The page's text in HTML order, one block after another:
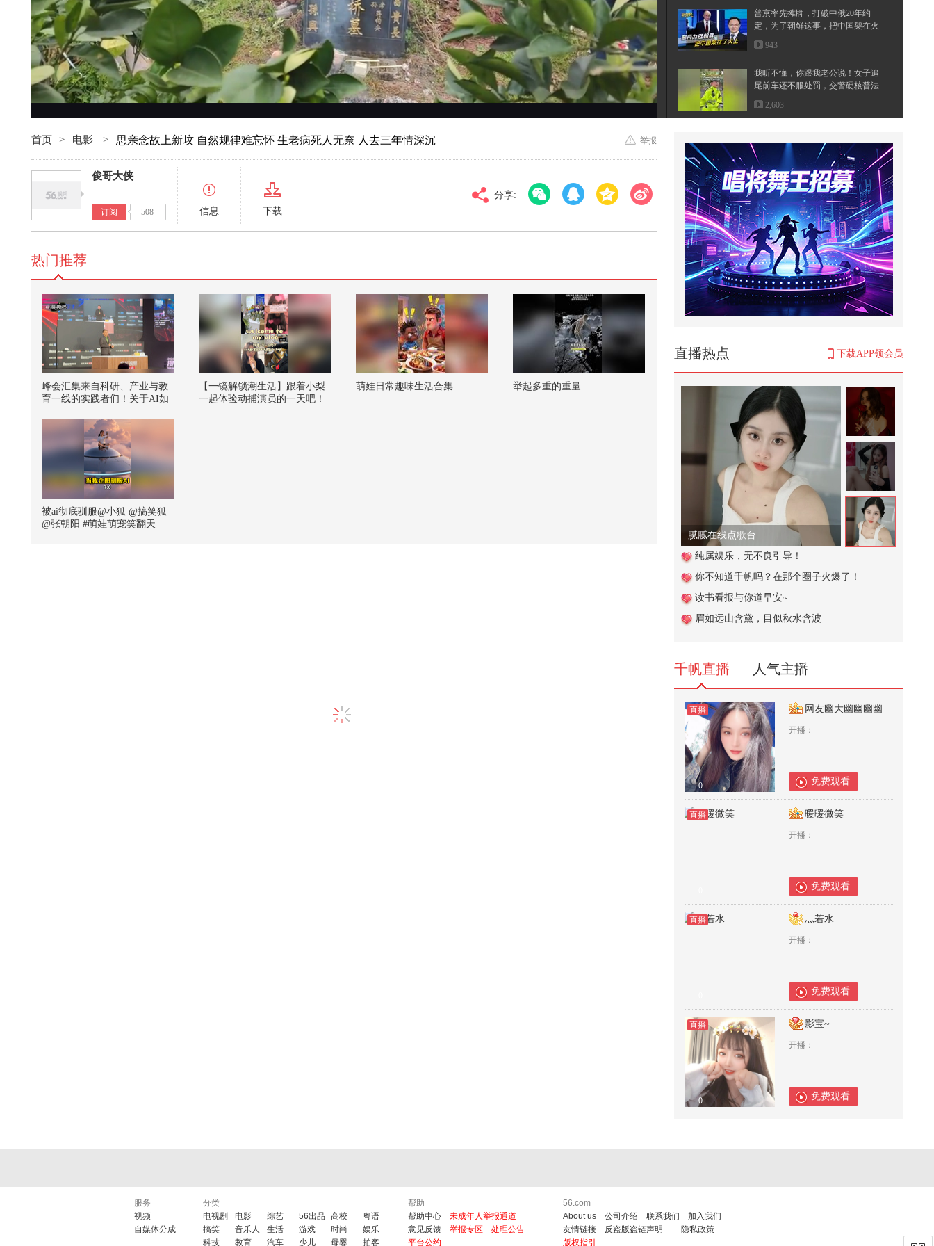
高清 倍速
对比度 100
普京率先摊牌，打破中俄20年约
定，为了朝鲜这事，把中国架在火
上
943
我听不懂，你跟我老公说！女子追
尾前车还不服处罚，交警硬核普法
2,603
机会了
35,019
明朝皇帝短命的背后到底藏着什么
惊天秘密
13,744
狐厂大拷问️@丞磊 正片来啦！#丞
磊拍一场哭一场笑 丞磊片场原来
是...
54,777
【刘珈彤｜声乐小课堂】下期来啦
解放军军机出动，划出不寻常航
迹，赖清德尤其担心一件事
2,792
“久有凌云志，重上井冈山”——全
彩影像还原毛主席65年故地之行
3,736
日本电影少妇偷情，与前男友再次
重逢点燃了心中的欲火
15,710
撒网
3,773
美俄外长碰头后，克宫火速给中方
一个交代：俄美关系没有任何进展
首页 > 电影 > 思亲念故上新坟 自然规律难忘怀 生老病死人无奈 人去三年情深沉 举报
俊哥大侠
订阅 508 信息 下载
分享:
直播热点 下载APP领会员
腻腻在线点歌台
纯属娱乐，无不良引导！
你不知道千帆吗？在那个圈子火爆了！
读书看报与你道早安~
眉如远山含黛，目似秋水含波
千帆直播 人气主播
直播
0
网友幽大幽幽幽幽
开播：
免费观看
直播 暖暖微笑
开播：
免费观看
直播 灬若水
开播：
免费观看
直播
0
影宝~
开播：
免费观看
热门推荐
峰会汇集来自科研、产业与教
育一线的实践者们！关于AI如
向何处去、人类智能的不可替
代性究竟何在皆有触及～物理
圈感谢到场的每一位各位分享
者！@张朝阳 @麦小麦 @断舍
离呀 @搜狐科技 @光梭未来B
ULLETRUX成胜惠 @张益唐
@李淼科学文化 #物理圈看AI
【一镜解锁潮生活】跟着小梨
一起体验动捕演员的一天吧！
萌娃日常趣味生活合集 举起多重的重量
被ai彻底驯服@小狐 @搞笑狐
@张朝阳 #萌娃萌宠笑翻天
服务
视频
自媒体分成
分类
电视剧
电影 综艺 56出品 高校
粤语
搞笑
音乐人 生活 游戏 时尚
娱乐
科技
教育 汽车 少儿 母婴 拍客
帮助
帮助中心
未成年人举报通道
意见反馈
举报专区
处理公告
平台公约
56.com
About us
公司介绍 联系我们
加入我们
友情链接
反盗版盗链声明
隐私政策
版权指引